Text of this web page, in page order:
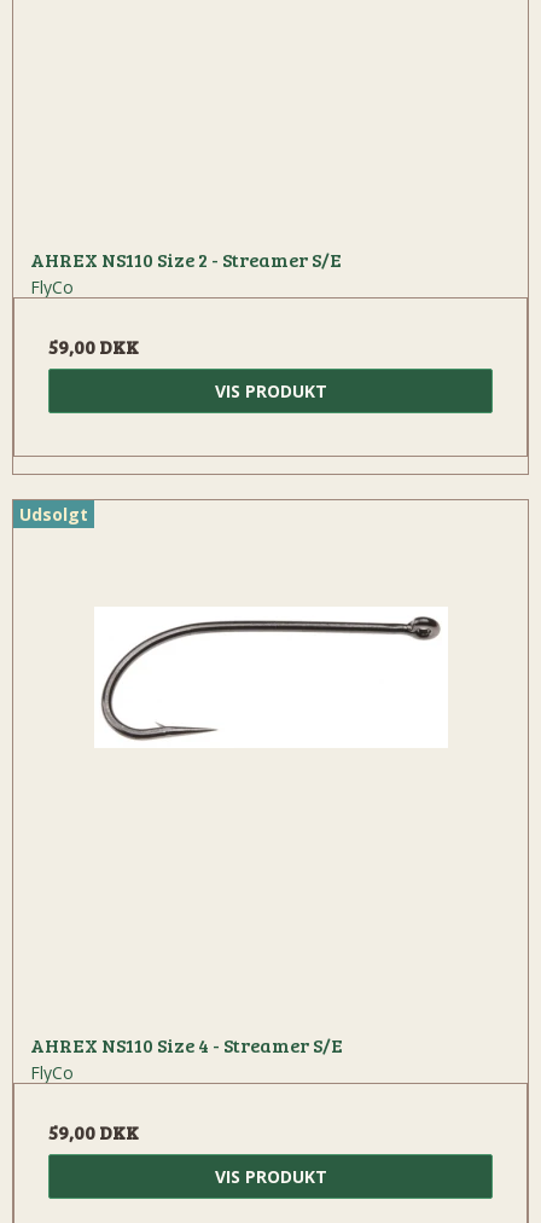
AHREX NS110 Size 2 - Streamer S/E
FlyCo
59,00 DKK
VIS PRODUKT
Udsolgt
AHREX NS110 Size 4 - Streamer S/E
FlyCo
59,00 DKK
VIS PRODUKT